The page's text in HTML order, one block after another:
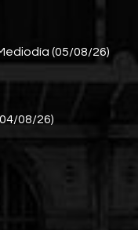
(05/08/26)
08/26)